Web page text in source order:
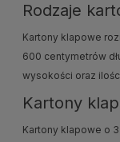
Rodzaje
Kartony klapowe
600 centymetrów
wysokości oraz
Kartony
Kartony klapowe o